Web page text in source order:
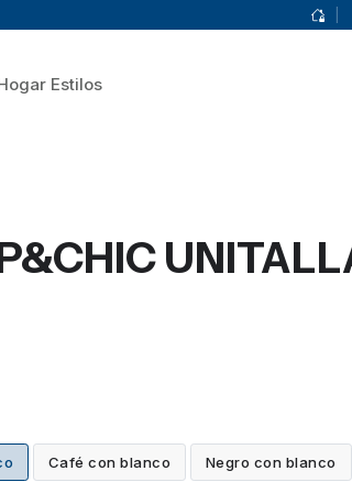
Estilos
Café con blanco Negro con blanco